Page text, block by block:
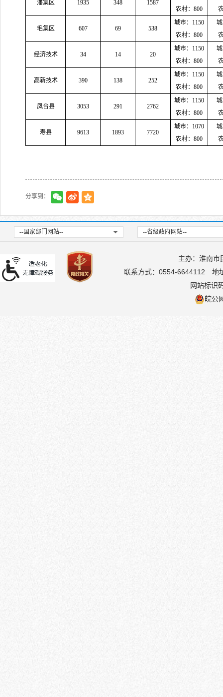
潘集区 1935 348 1587
农村：800
毛集区 607 69 538
城市：1150
农村：800
经济技术 34 14 20
城市：1150
农村：800
高新技术 390 138 252
城市：1150
农村：800
凤台县 3053 291 2762
城市：1150
农村：800
寿县 9613 1893 7720
城市：1070
农村：800
分享到：
--国家部门网站-- --省级政府网站--
主办：淮南市
联系方式：0554-6644112
地
网站标识
皖公